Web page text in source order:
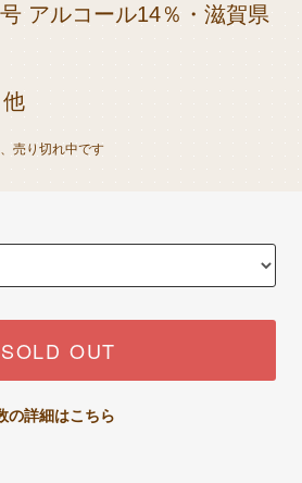
アルコール14％・滋賀県
売り切れ中です
SOLD OUT
の詳細はこちら